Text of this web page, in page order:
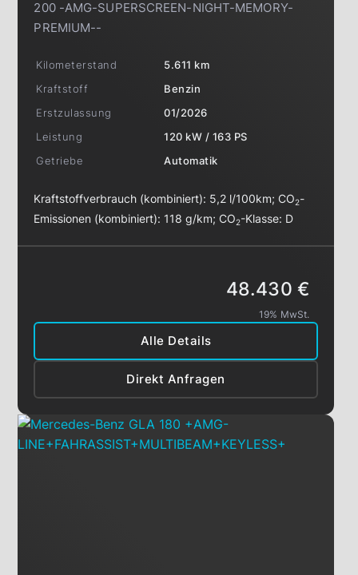
200 -AMG-SUPERSCREEN-NIGHT-MEMORY-
PREMIUM--
Kilometerstand
5.611 km
Kraftstoff
Benzin
Erstzulassung
01/2026
Leistung
120 kW / 163 PS
Getriebe
Automatik
Kraftstoffverbrauch (kombiniert): 5,2 l/100km;CO2-
Emissionen (kombiniert): 118 g/km;CO2-Klasse: D
Alle Details
Direkt Anfragen
48.430 €
19% MwSt.